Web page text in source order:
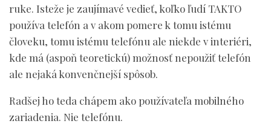
ruke. Isteže je zaujímavé vedieť, koľko ľudí TAKTO
používa telefón a v akom pomere k tomu istému
človeku, tomu istému telefónu ale niekde v interiéri,
kde má (aspoň teoretickú) možnosť nepoužiť telefón
ale nejaká konvenčnejší spôsob.
Radšej ho teda chápem ako používateľa mobilného
zariadenia. Nie telefónu.